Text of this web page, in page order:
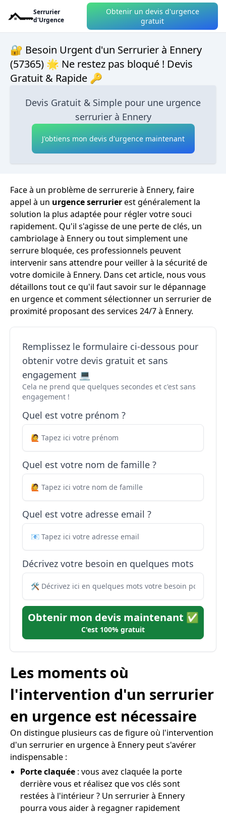
Serrurier
d'Urgence
Obtenir un devis d'urgence
gratuit
🔐 Besoin Urgent d'un Serrurier à Ennery
(57365) 🌟 Ne restez pas bloqué ! Devis
Gratuit & Rapide 🔑
Devis Gratuit & Simple pour une urgence
serrurier à Ennery
J'obtiens mon devis d'urgence maintenant
Face à un problème de serrurerie à Ennery, faire
appel à un urgence serrurierest généralement la
solution la plus adaptée pour régler votre souci
rapidement. Qu'il s'agisse de une perte de clés, un
cambriolage à Ennery ou tout simplement une
serrure bloquée, ces professionnels peuvent
intervenir sans attendre pour veiller à la sécurité de
votre domicile à Ennery. Dans cet article, nous vous
détaillons tout ce qu'il faut savoir sur le dépannage
en urgence et comment sélectionner un serrurier de
proximité proposant des services 24/7 à Ennery.
Remplissez le formulaire ci-dessous pour
obtenir votre devis gratuit et sans
engagement 💻
Cela ne prend que quelques secondes et c'est sans
engagement !
Quel est votre prénom ?
Quel est votre nom de famille ?
Quel est votre adresse email ?
Décrivez votre besoin en quelques mots
Obtenir mon devis maintenant ✅
C'est 100% gratuit
Les moments où
l'intervention d'un serrurier
en urgence est nécessaire
On distingue plusieurs cas de figure où l'intervention
d'un serrurier en urgence à Ennery peut s'avérer
indispensable :
Porte claquée : vous avez claquée la porte
derrière vous et réalisez que vos clés sont
restées à l'intérieur ? Un serrurier à Ennery
pourra vous aider à regagner rapidement